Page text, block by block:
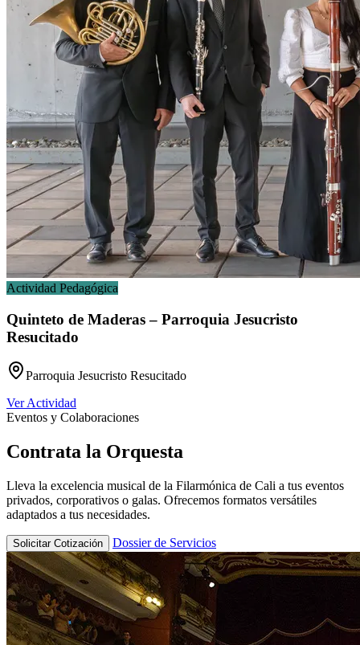
Actividad Pedagógica
Quinteto de Maderas – Parroquia Jesucristo
Resucitado
Parroquia Jesucristo Resucitado
Ver Actividad
Eventos y Colaboraciones
Contrata la Orquesta
Lleva la excelencia musical de la Filarmónica de Cali a tus eventos
privados, corporativos o galas. Ofrecemos formatos versátiles
adaptados a tus necesidades.
Solicitar Cotización Dossier de Servicios